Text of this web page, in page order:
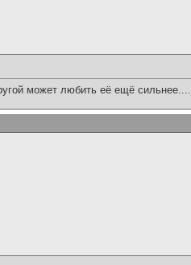
может любить её ещё сильнее....